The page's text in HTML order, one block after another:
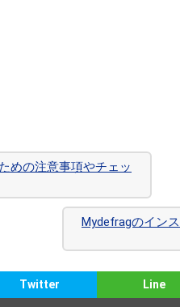
めの注意事項やチェッ
Mydefragのイン
Twitter Line